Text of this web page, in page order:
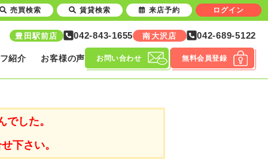
豊田駅前店 042-843-1655 南大沢店 042-689-5122
紹介 お客様の声 お問い合わせ 無料会員登録
した。
下さい。
売買検索 賃貸検索 来店予約 ログイン